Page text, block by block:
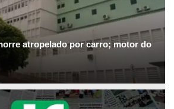
atropelado por carro; motor do